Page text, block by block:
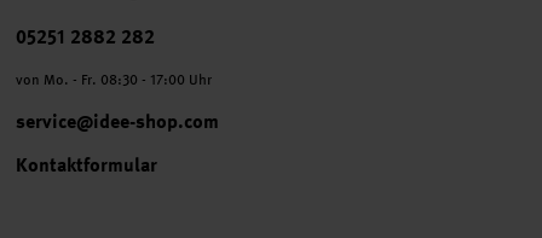
Telefonnummer
05251 2882 282
von Mo. - Fr. 08:30 - 17:00 Uhr
service@idee-shop.com
Kontaktformular